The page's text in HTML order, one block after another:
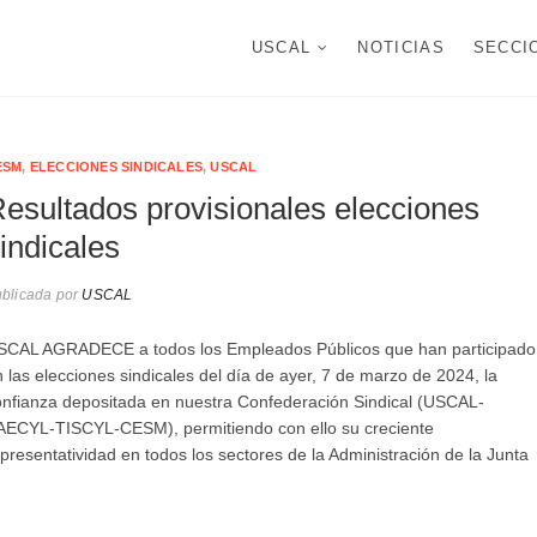
USCAL NOTICIAS
, ELECCIONES SINDICALES,USCAL
provisionales elecciones
porUSCAL
AGRADECE a todos los Empleados Públicos que han participado
las elecciones sindicales del día de ayer, 7 de marzo de 2024, la
depositada en nuestra Confederación Sindical (USCAL-
TISCYL-CESM), permitiendo con ello su creciente
en todos los sectores de la Administración de la Junta